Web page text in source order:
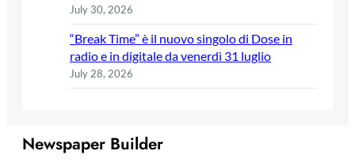
July 30, 2026
“Break Time” è il nuovo singolo di Dose in
radio e in digitale da venerdì 31 luglio
July 28, 2026
Newspaper Builder